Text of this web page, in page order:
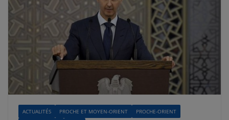
ACTUALITÉS PROCHE ET MOYEN-ORIENT
PROCHE-ORIENT